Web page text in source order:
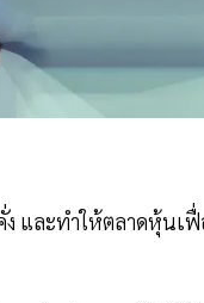
และทำให้ตลาดหุ้นเ